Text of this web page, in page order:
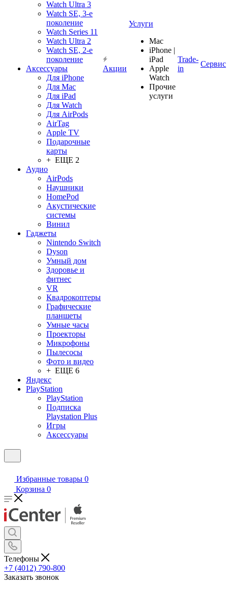
Watch Ultra 3
Watch SE, 3-е
поколение
Watch Series 11
Watch Ultra 2
Watch SE, 2-е
поколение
Аксессуары
Для iPhone
Для Mac
Для iPad
Для Watch
Для AirPods
AirTag
Apple TV
Подарочные
карты
+ ЕЩЕ 2
Аудио
AirPods
Наушники
HomePod
Акустические
системы
Винил
Гаджеты
Nintendo Switch
Dyson
Умный дом
Здоровье и
фитнес
VR
Квадрокоптеры
Графические
планшеты
Умные часы
Проекторы
Микрофоны
Пылесосы
Фото и видео
+ ЕЩЕ 6
Яндекс
PlayStation
PlayStation
Подписка
Playstation Plus
Игры
Аксессуары
Акции
Услуги
Mac
iPhone |
iPad
Apple
Watch
Прочие
услуги
Trade-
in
Сервис
Избранные товары 0
Корзина 0
Телефоны
+7 (4012) 790-800
Заказать звонок